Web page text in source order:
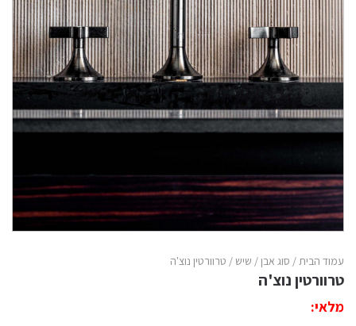
עמוד הבית/ סוג אבן/ שיש/ טרוורטין נוצ'ה
טרוורטין נוצ'ה
מלאי: